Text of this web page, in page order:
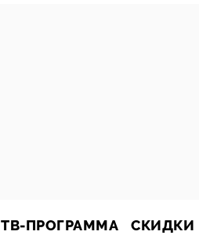
ТВ-ПРОГРАММА СКИДКИ